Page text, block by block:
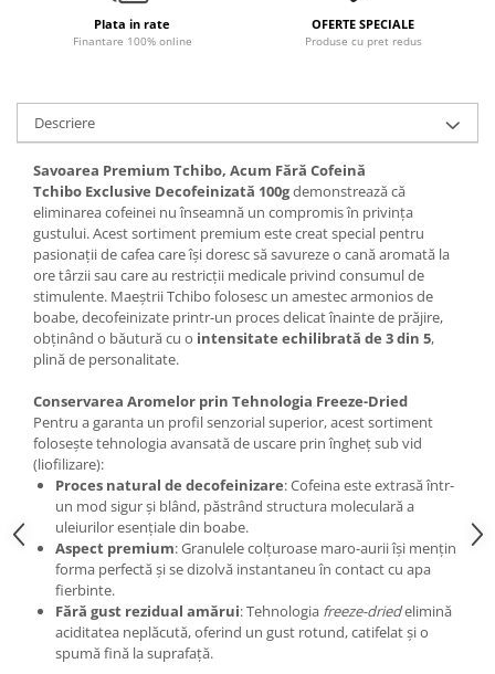
Plata in rate
Finantare 100% online
OFERTE SPECIALE
Produse cu pret redus
Descriere
Savoarea Premium Tchibo, Acum Fără Cofeină
Tchibo Exclusive Decofeinizată 100gdemonstrează că
eliminarea cofeinei nu înseamnă un compromis în privința
gustului. Acest sortiment premium este creat special pentru
pasionații de cafea care își doresc să savureze o cană aromată la
ore târzii sau care au restricții medicale privind consumul de
stimulente. Maeștrii Tchibo folosesc un amestec armonios de
boabe, decofeinizate printr-un proces delicat înainte de prăjire,
obținând o băutură cu o intensitate echilibrată de 3 din 5,
plină de personalitate.
Conservarea Aromelor prin Tehnologia Freeze-Dried
Pentru a garanta un profil senzorial superior, acest sortiment
folosește tehnologia avansată de uscare prin îngheț sub vid
(liofilizare):
Proces natural de decofeinizare: Cofeina este extrasă într-
un mod sigur și blând, păstrând structura moleculară a
uleiurilor esențiale din boabe.
Aspect premium: Granulele colțuroase maro-aurii își mențin
forma perfectă și se dizolvă instantaneu în contact cu apa
fierbinte.
Fără gust rezidual amărui: Tehnologia freeze-driedelimină
aciditatea neplăcută, oferind un gust rotund, catifelat și o
spumă fină la suprafață.